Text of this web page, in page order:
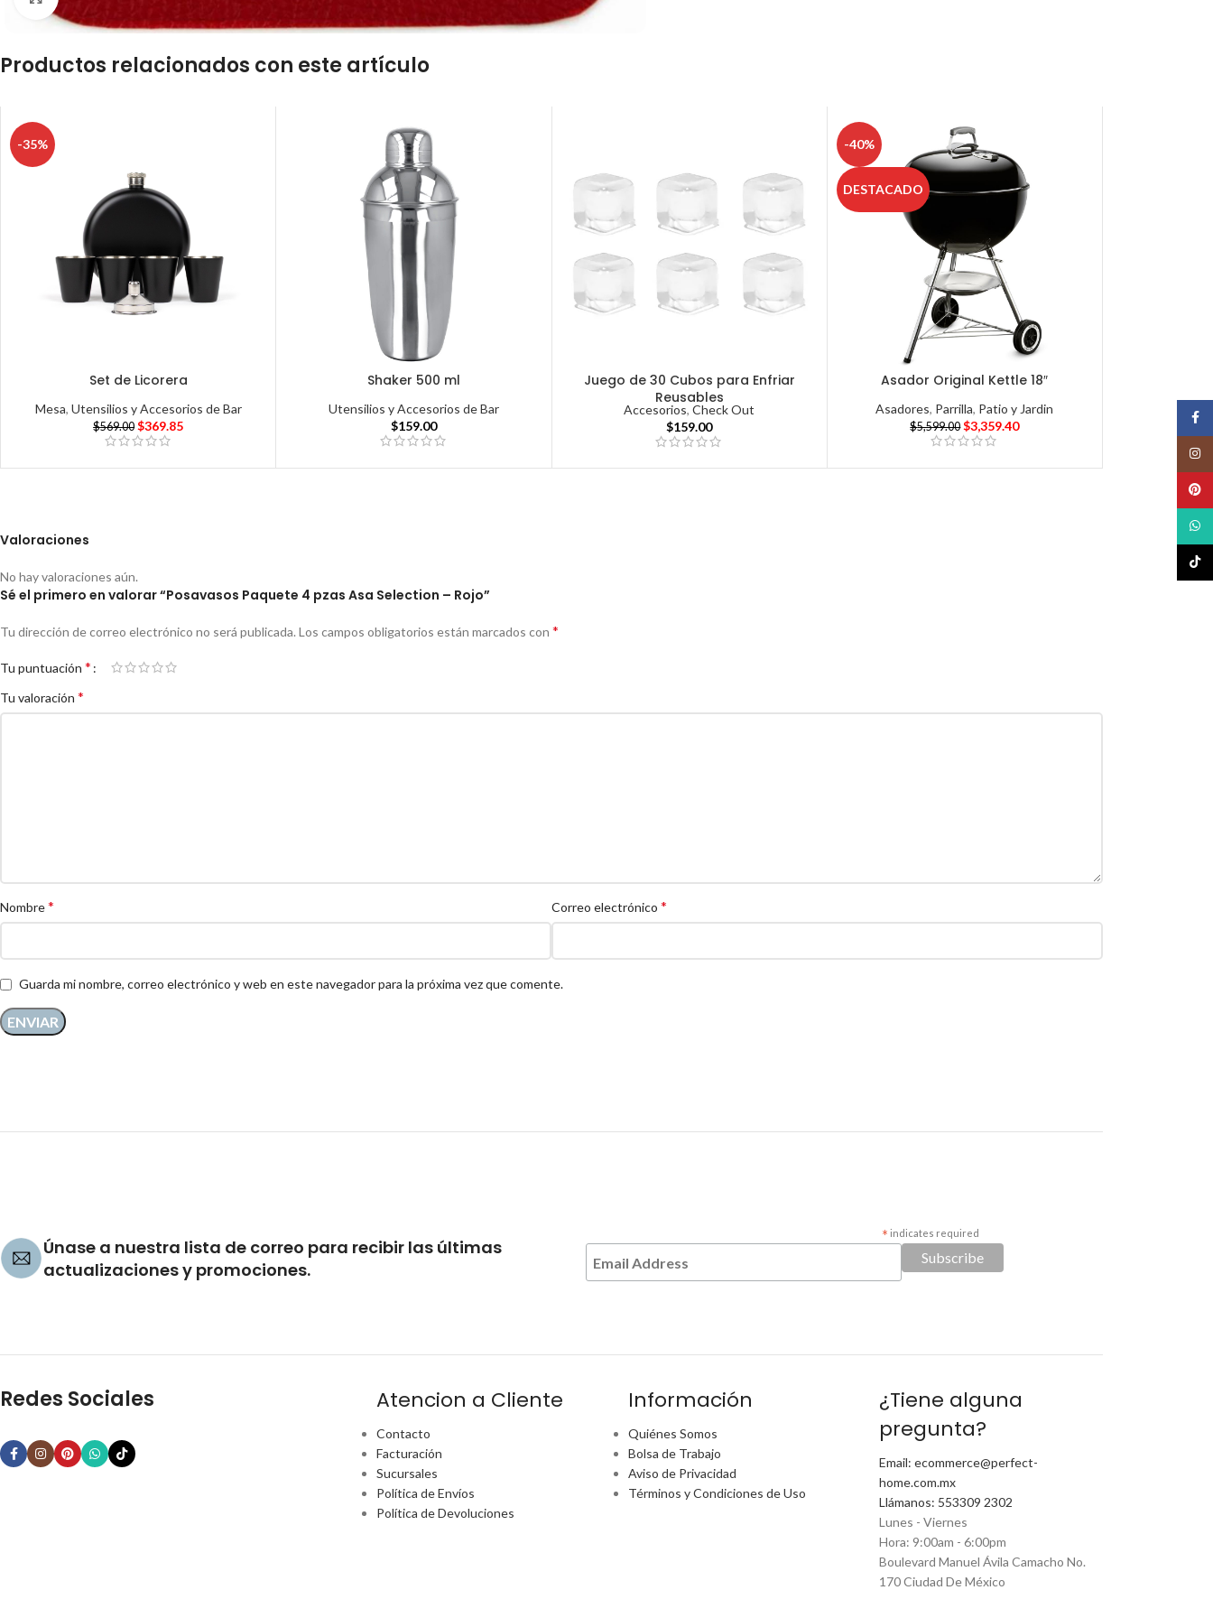
Productos relacionados con este artículo
-35%
Set de Licorera
Mesa, Utensilios y Accesorios de Bar
$569.00 $369.85
Shaker 500 ml
Utensilios y Accesorios de Bar
$159.00
Juego de 30 Cubos para Enfriar
Reusables
Accesorios,Check Out
$159.00
-40%
DESTACADO
Asador Original Kettle 18″
Asadores, Parrilla, Patio y Jardin
$5,599.00 $3,359.40
Valoraciones
No hay valoraciones aún.
Sé el primero en valorar “Posavasos Paquete 4 pzas Asa Selection – Rojo”
Tu dirección de correo electrónico no será publicada. Los campos obligatorios están marcados con *
Tu puntuación *
Tu valoración *
Nombre* Correo electrónico *
Guarda mi nombre, correo electrónico y web en este navegador para la próxima vez que comente.
Únase a nuestra lista de correo para recibir las últimas
actualizaciones y promociones.
* indicates required
Redes Sociales Atencion a Cliente
Contacto
Facturación
Sucursales
Política de Envíos
Política de Devoluciones
Información
Quiénes Somos
Bolsa de Trabajo
Aviso de Privacidad
Términos y Condiciones de Uso
¿Tiene alguna
pregunta?
Email: ecommerce@perfect-
home.com.mx
Llámanos: 553309 2302
Lunes - Viernes
Hora: 9:00am - 6:00pm
Boulevard Manuel Ávila Camacho No.
170 Ciudad De México